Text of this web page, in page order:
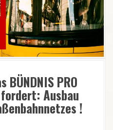
PRO
fordert: Ausbau
!